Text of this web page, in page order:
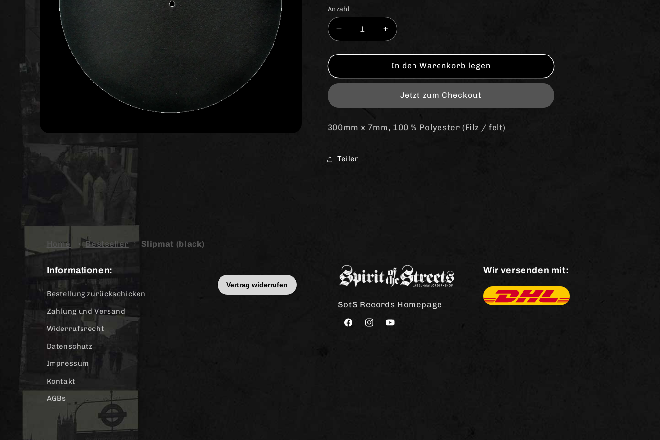
Anzahl
Anzahl
Verringere
die
Menge
Slipmat
Erhöhe
die
Menge
für
Slipmat
In den Warenkorb legen
Jetzt zum Checkout
300mm x 7mm, 100 % Polyester (Filz / felt)
Teilen
Home › Bestseller › Slipmat (black)
Informationen:
Bestellung zurückschicken
Zahlung und Versand
Widerrufsrecht
Datenschutz
Impressum
Kontakt
AGBs
SotS Records Homepage
FacebookInstagramYouTube
Wir versenden mit: